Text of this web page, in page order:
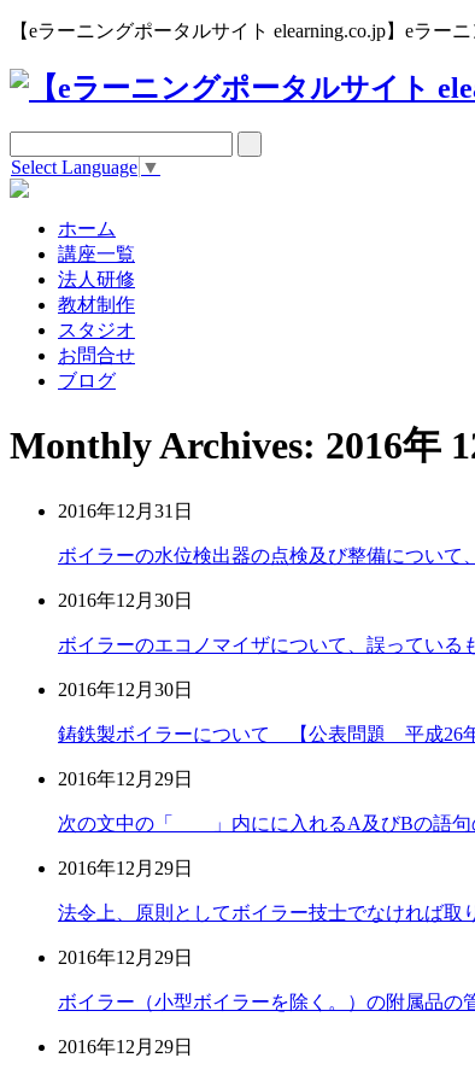
【eラーニングポータルサイト elearning.co.jp】eラ
Select Language ▼
ホーム
講座一覧
法人研修
教材制作
スタジオ
お問合せ
ブログ
Monthly Archives: 2016年
2016年12月31日
ボイラーの水位検出器の点検及び整備について
2016年12月30日
ボイラーのエコノマイザについて、誤っている
2016年12月30日
鋳鉄製ボイラーについて 【公表問題 平成26年
2016年12月29日
次の文中の「 」内にに入れるA及びBの語句
2016年12月29日
法令上、原則としてボイラー技士でなければ
2016年12月29日
ボイラー（小型ボイラーを除く。）の附属品の
2016年12月29日